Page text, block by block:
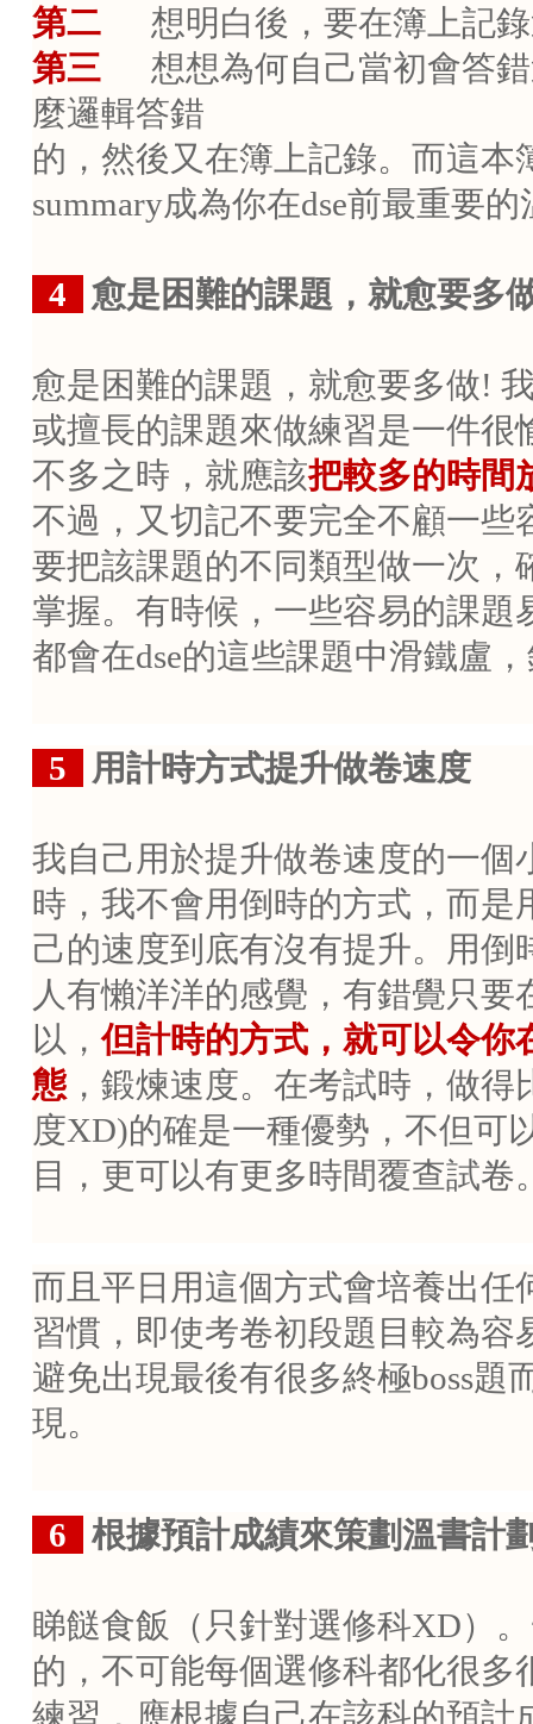
第二
想明白後，要在簿上記
第三
想想為何自己當初會答
麼邏輯答錯
的，然後又在簿上記錄。而這本
summary成為你在dse前最重要的
4 愈是困難的課題，就愈要多
愈是困難的課題，就愈要多做!
或擅長的課題來做練習是一件很
不多之時，就應該把較多的時間
不過，又切記不要完全不顧一些
要把該課題的不同類型做一次，
掌握。有時候，一些容易的課題
都會在dse的這些課題中滑鐵盧
5 用計時方式提升做卷速度
我自己用於提升做卷速度的一個
時，我不會用倒時的方式，而是
己的速度到底有沒有提升。用倒
人有懶洋洋的感覺，有錯覺只要
以，但計時的方式，就可以令你
態 ，鍛煉速度。在考試時，做得
度XD)的確是一種優勢，不但可
目，更可以有更多時間覆查試卷
而且平日用這個方式會培養出任
習慣，即使考卷初段題目較為容
避免出現最後有很多終極boss題
現。
6 根據預計成績來策劃溫書計
睇餸食飯（只針對選修科XD）
的，不可能每個選修科都化很多
練習，應根據自己在該科的預計